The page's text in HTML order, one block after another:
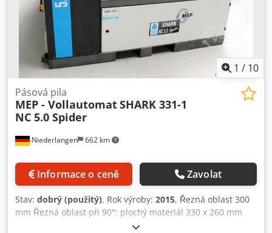
1 / 10
Niederlangen 662 km
Pásová pila
MEP - VollautomatSHARK 331-1
NC 5.0 Spider
Informace o ceně Zavolat
Stav: dobrý (použitý), Rok výroby: 2015, Řezná oblast 300
mm Řezná oblast při 90°: plochý materiál 330 x 260 mm
Řezná oblast při 90°: čtverec 260 x 260 mm Řezná oblast